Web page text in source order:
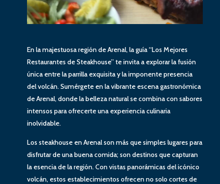
En la majestuosa región de Arenal, la guía “Los Mejores
Restaurantes de Steakhouse” te invita a explorar la fusión
única entre la parrilla exquisita y la imponente presencia
del volcán. Sumérgete en la vibrante escena gastronómica
de Arenal, donde la belleza natural se combina con sabores
intensos para ofrecerte una experiencia culinaria
inolvidable.
Los steakhouse en Arenal son más que simples lugares para
disfrutar de una buena comida; son destinos que capturan
la esencia de la región. Con vistas panorámicas del icónico
volcán, estos establecimientos ofrecen no solo cortes de